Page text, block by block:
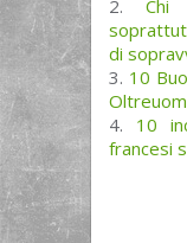
di
10
10
francesi